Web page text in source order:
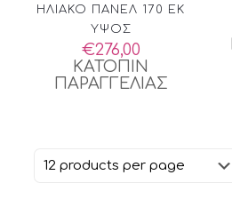
ΗΛΙΑΚΟ ΠΑΝΕΛ 170 ΕΚ
ΥΨΟΣ
€276,00
ΚΑΤΟΠΙΝ
ΠΑΡΑΓΓΕΛΙΑΣ